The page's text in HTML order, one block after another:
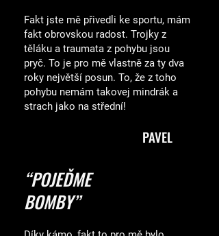
Fakt jste mě přivedli ke sportu, mám
fakt obrovskou radost. Trojky z
těláku a traumata z pohybu jsou
pryč. To je pro mě vlastně za ty dva
roky největší posun. To, že z toho
pohybu nemám takovej mindrák a
strach jako na střední!
PAVEL
“POJEĎME
BOMBY”